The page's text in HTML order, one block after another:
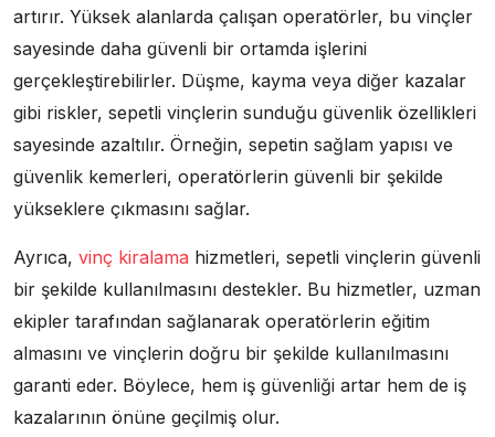
artırır. Yüksek alanlarda çalışan operatörler, bu vinçler
sayesinde daha güvenli bir ortamda işlerini
gerçekleştirebilirler. Düşme, kayma veya diğer kazalar
gibi riskler, sepetli vinçlerin sunduğu güvenlik özellikleri
sayesinde azaltılır. Örneğin, sepetin sağlam yapısı ve
güvenlik kemerleri, operatörlerin güvenli bir şekilde
yükseklere çıkmasını sağlar.
Ayrıca, vinç kiralama hizmetleri, sepetli vinçlerin güvenli
bir şekilde kullanılmasını destekler. Bu hizmetler, uzman
ekipler tarafından sağlanarak operatörlerin eğitim
almasını ve vinçlerin doğru bir şekilde kullanılmasını
garanti eder. Böylece, hem iş güvenliği artar hem de iş
kazalarının önüne geçilmiş olur.